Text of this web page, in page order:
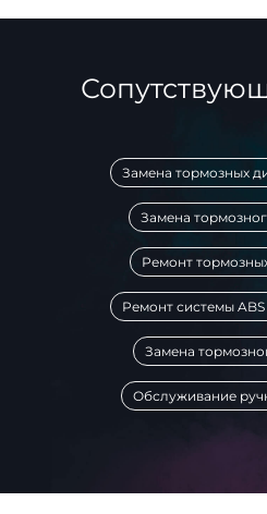
Замена тормозных
Замена
Ремонт
Ремонт системы
Замена
Обслуживание